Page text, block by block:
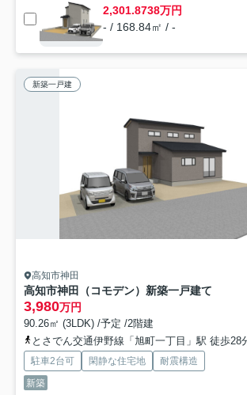
2,301.8738万円
- / 168.84㎡ / -
新築一戸建
高知市神田
高知市神田（コモデン）新築一戸建て
3,980万円
90.26㎡ (3LDK) /予定 /2階建
とさでん交通伊野線「旭町一丁目」駅 徒歩28
駐車2台可 閑静な住宅地
耐震構造
新築